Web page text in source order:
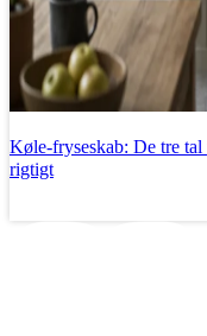
Køle-fryseskab: De tre
rigtigt